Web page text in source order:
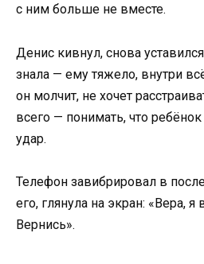
с ним больше не вместе.
Денис кивнул, снова
знала — ему тяжело, внутри
он молчит, не хочет
всего — понимать, что
удар.
Телефон завибрировал в
его, глянула на экран: «Вера, я
Вернись».